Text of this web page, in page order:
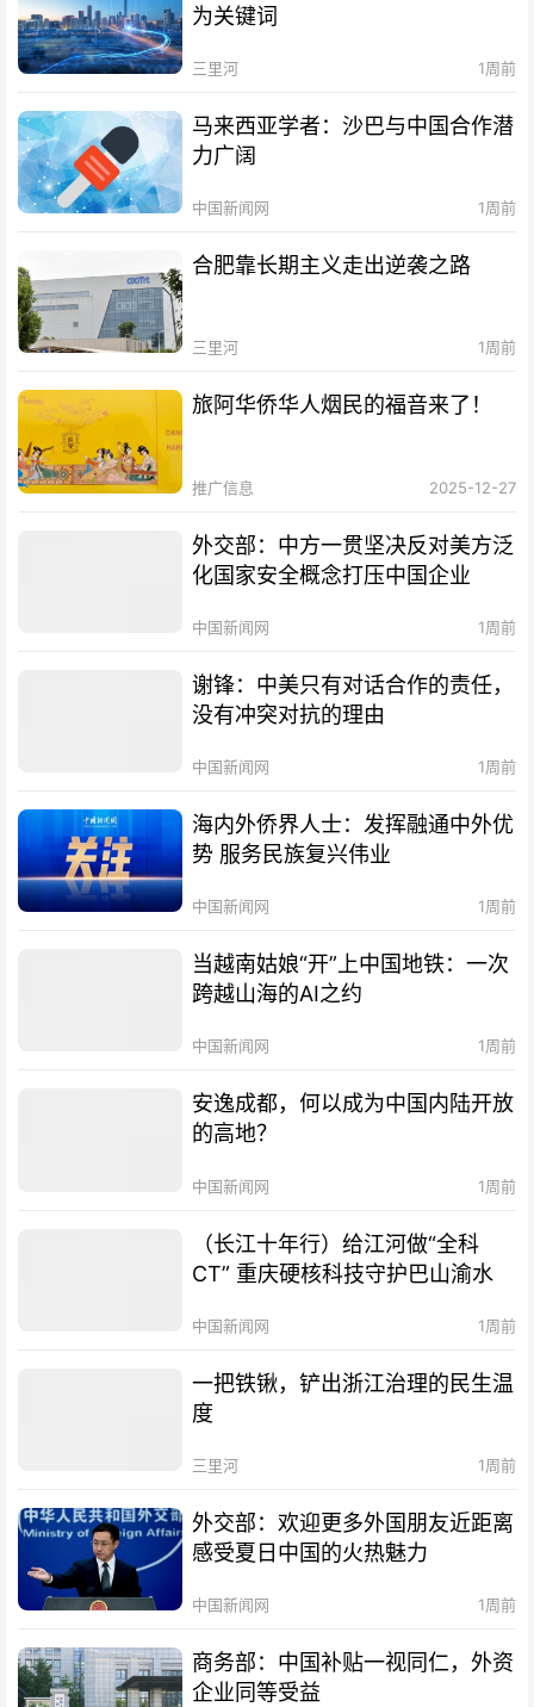
为关键词
三里河 1周前
马来西亚学者：沙巴与中国合作潜
力广阔
中国新闻网 1周前
合肥靠长期主义走出逆袭之路
三里河 1周前
旅阿华侨华人烟民的福音来了！
推广信息 2025-12-27
外交部：中方一贯坚决反对美方泛
化国家安全概念打压中国企业
中国新闻网 1周前
谢锋：中美只有对话合作的责任，
没有冲突对抗的理由
中国新闻网 1周前
海内外侨界人士：发挥融通中外优
势 服务民族复兴伟业
中国新闻网 1周前
当越南姑娘“开”上中国地铁：一次
跨越山海的AI之约
中国新闻网 1周前
安逸成都，何以成为中国内陆开放
的高地？
中国新闻网 1周前
（长江十年行）给江河做“全科
CT” 重庆硬核科技守护巴山渝水
中国新闻网 1周前
一把铁锹，铲出浙江治理的民生温
度
三里河 1周前
外交部：欢迎更多外国朋友近距离
感受夏日中国的火热魅力
中国新闻网 1周前
商务部：中国补贴一视同仁，外资
企业同等受益